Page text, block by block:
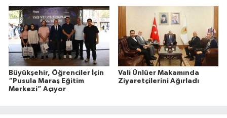
Büyükşehir, Öğrenciler İçin
“Pusula Maraş Eğitim
Merkezi” Açıyor
Vali Ünlüer Makamında
Ziyaretçilerini Ağırladı